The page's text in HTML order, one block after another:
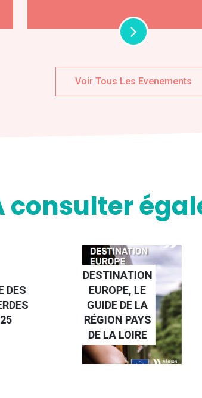
Voir Tous Les Evenements
consulter
LE
LA
PAYS
RÉDIGER
SON CV
EN
ANGLAIS